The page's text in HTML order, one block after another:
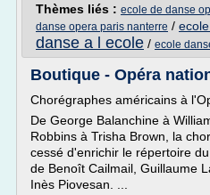
Thèmes liés : ecole de danse
danse opera paris nanterre /
danse a l ecole / ecole
Boutique - Opéra
Chorégraphes américains à
De George Balanchine à
Robbins à Trisha Brown, la
cessé d'enrichir le répertoire
de Benoît Cailmail, Guillaume
Inès Piovesan. ...